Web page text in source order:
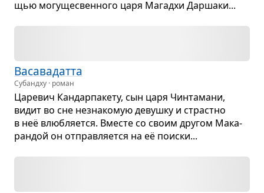
щью могу­ще­с­вен­ного царя Магадхи Дар­шаки...
Васа­ва­датта
Субандху · роман
Царе­вич Кан­дар­па­кету, сын царя Чин­та­мани,
видит во сне незна­ко­мую девушку и страстно
в неё влюб­ля­ется. Вме­сте со своим дру­гом Мака­
ран­дой он отправ­ля­ется на её поиски...